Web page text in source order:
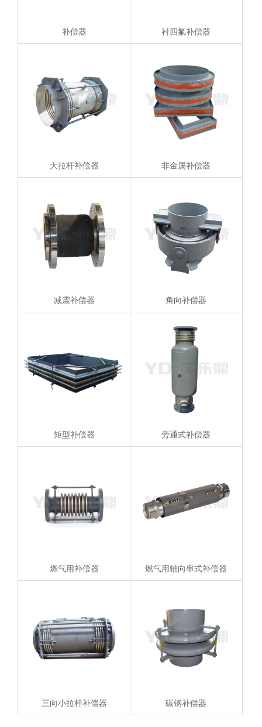
补偿器 衬四氟补偿器
大拉杆补偿器 非金属补偿器
减震补偿器 角向补偿器
矩型补偿器 旁通式补偿器
燃气用补偿器 燃气用轴向串式补偿器
三向小拉杆补偿器 碳钢补偿器